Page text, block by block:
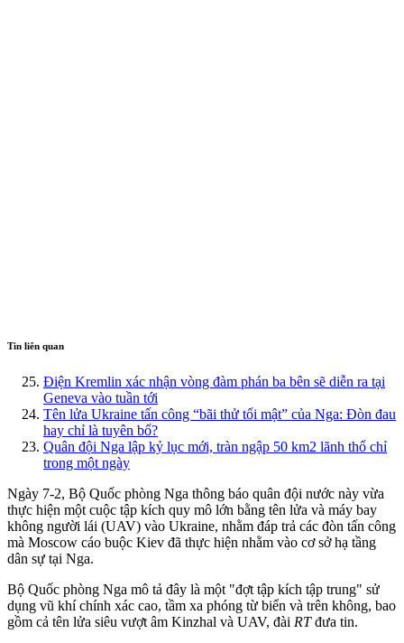
Tin liên quan
Điện Kremlin xác nhận vòng đàm phán ba bên sẽ diễn ra tại
Geneva vào tuần tới
Tên lửa Ukraine tấn công “bãi thử tối mật” của Nga: Đòn đau
hay chỉ là tuyên bố?
Quân đội Nga lập kỷ lục mới, tràn ngập 50 km2 lãnh thổ chỉ
trong một ngày
Ngày 7-2, Bộ Quốc phòng Nga thông báo quân đội nước này vừa
thực hiện một cuộc tập kích quy mô lớn bằng tên lửa và máy bay
không người lái (UAV) vào Ukraine, nhằm đáp trả các đòn tấn công
mà Moscow cáo buộc Kiev đã thực hiện nhằm vào cơ sở hạ tầng
dân sự tại Nga.
Bộ Quốc phòng Nga mô tả đây là một "đợt tập kích tập trung" sử
dụng vũ khí chính xác cao, tầm xa phóng từ biển và trên không, bao
gồm cả tên lửa siêu vượt âm Kinzhal và UAV, đài RTđưa tin.